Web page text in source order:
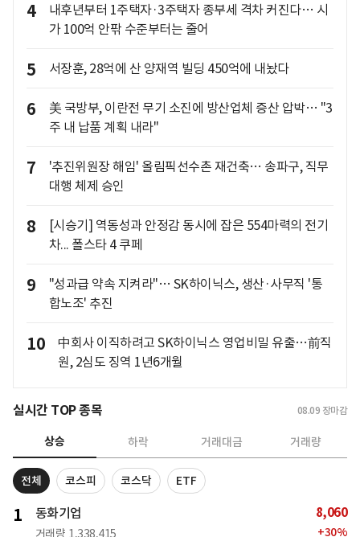
4
내후년부터 1주택자·3주택자 종부세 격차 커진다… 시
가 100억 안팎 수준부터는 줄어
5 서장훈, 28억에 산 양재역 빌딩 450억에 내놨다
6
美 국방부, 이란전 무기 소진에 방산업체 증산 압박… "3
주 내 납품 계획 내라"
7
'추진위원장 해임' 올림픽선수촌 재건축… 송파구, 직무
대행 체제 승인
8
[시승기] 역동성과 안정감 동시에 잡은 554마력의 전기
차... 폴스타 4 쿠페
9
"성과급 약속 지켜라"… SK하이닉스, 생산·사무직 '통
합노조' 추진
10
中회사 이직하려고 SK하이닉스 영업비밀 유출…前직
원, 2심도 징역 1년6개월
실시간 TOP 종목 08.09 장마감
상승 하락 거래대금 거래량
전체 코스피 코스닥 ETF
1 동화기업
거래량 1,338,415
8,060
+30%